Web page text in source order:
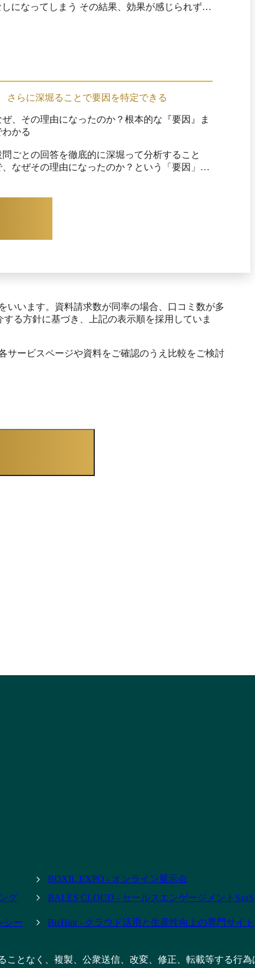
、効果が感じられず担
さらに深堀ることで要因を特定できる
ぜ、その理由になったのか？根本的な『要因』ま
わかる
問ごとの回答を徹底的に深堀って分析すること
、なぜその理由になったのか？という「要因」を
いいます。資料請求数が同率の場合、口コミ数が多
る方針に基づき、上記の表示順を採用していま
サービスページや資料をご確認のうえ比較をご検討
BOXIL EXPO - オンライン展示会
グ
BALES CLOUD - セールスエンゲージメントSaaS
シー BizHint - クラウド活用と生産性向上の専門サイト
となく、複製、公衆送信、改変、修正、転載等する行為